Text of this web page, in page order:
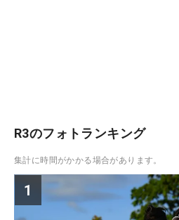
R3のフォトランキング
集計に時間がかかる場合があります。
1